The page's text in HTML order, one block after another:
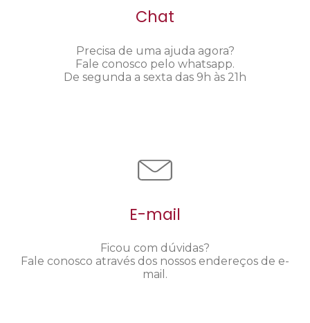
Chat
Precisa de uma ajuda agora?
Fale conosco pelo whatsapp.
De segunda a sexta das 9h às 21h
E-mail
Ficou com dúvidas?
Fale conosco através dos nossos endereços de e-
mail.